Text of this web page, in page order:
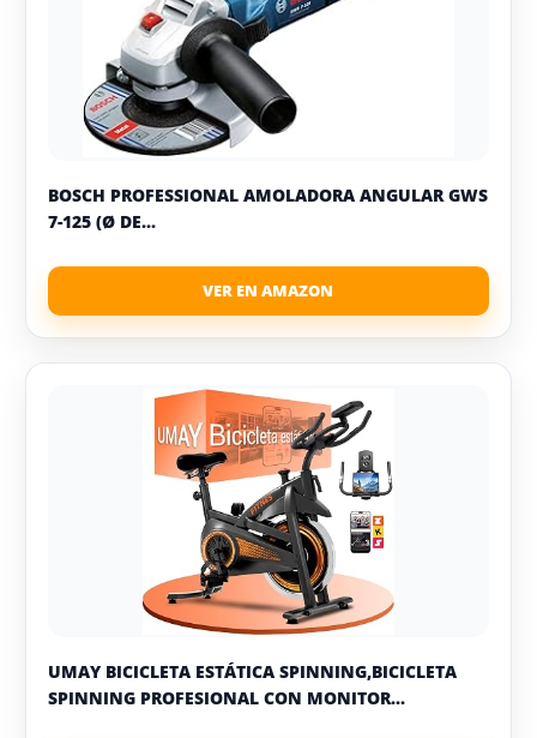
BOSCH PROFESSIONAL AMOLADORA ANGULAR GWS
7-125 (Ø DE...
UMAY BICICLETA ESTÁTICA SPINNING,BICICLETA
SPINNING PROFESIONAL CON MONITOR...